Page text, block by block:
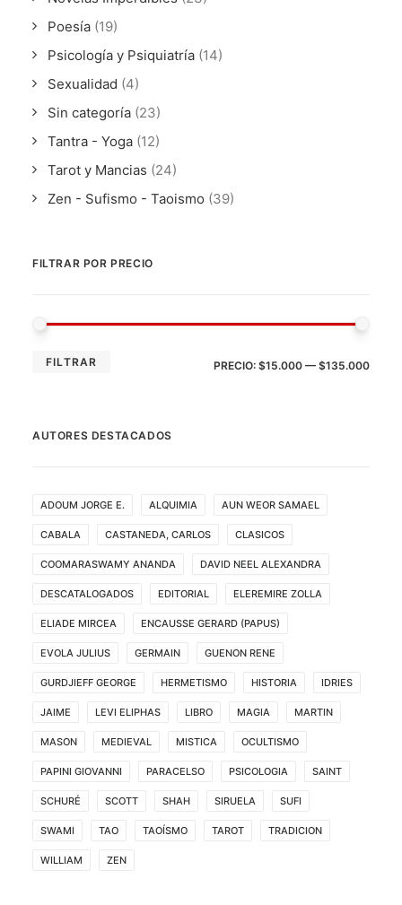
Poesía (19)
Psicología y Psiquiatría (14)
Sexualidad (4)
Sin categoría (23)
Tantra - Yoga (12)
Tarot y Mancias (24)
Zen - Sufismo - Taoismo (39)
FILTRAR POR PRECIO
FILTRAR PRECIO: $15.000 — $135.000
AUTORES DESTACADOS
ADOUM JORGE E. ALQUIMIA AUN WEOR SAMAEL
CABALA CASTANEDA, CARLOS CLASICOS
COOMARASWAMY ANANDA DAVID NEEL ALEXANDRA
DESCATALOGADOS EDITORIAL ELEREMIRE ZOLLA
ELIADE MIRCEA ENCAUSSE GERARD (PAPUS)
EVOLA JULIUS GERMAIN GUENON RENE
GURDJIEFF GEORGE HERMETISMO HISTORIA IDRIES
JAIME LEVI ELIPHAS LIBRO MAGIA MARTIN
MASON MEDIEVAL MISTICA OCULTISMO
PAPINI GIOVANNI PARACELSO PSICOLOGIA SAINT
SCHURÉ SCOTT SHAH SIRUELA SUFI
SWAMI TAO TAOÍSMO TAROT TRADICION
WILLIAM ZEN